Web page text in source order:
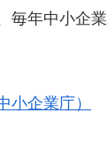
毎年中小企
小企業庁）